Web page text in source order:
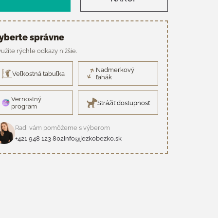
správne
rýchle odkazy nižšie.
Veľkostná tabuľka
Nadmerkový
ťahák
Vernostný
program
Strážiť dostupnosť
Radi vám pomôžeme s výberom
+421 948 123 802info@jezkobezko.sk